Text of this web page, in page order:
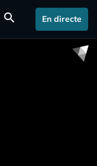
search En directe